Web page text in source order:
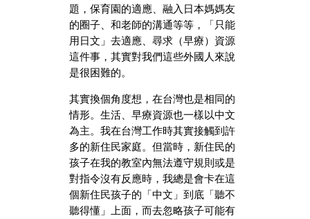
題，保育園的適應、融入日本媽媽友
的圈子、和老師的溝通等等，「只能
用日文」去適應、尋求（早療）資源
這件事，其實對我們這些外國人來說
是很困難的。
其實換個角度想，在台灣也是相同的
情形。生活、早療資源也一樣以中文
為主。我在台灣工作時其實接觸到許
多的新住民家庭。但當時，新住民的
孩子在我的教室內無法遵守規則或是
對指令沒有反應時，我總是會卡在這
個新住民孩子的「中文」到底「聽不
聽得懂」上面，而去忽略孩子可能有